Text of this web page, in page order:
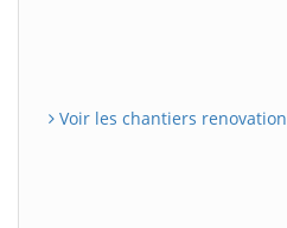
Voir les chantiers renovation